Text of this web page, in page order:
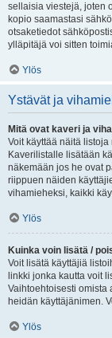
sellaisia viestejä, joten
kopio saamastasi
otsaketiedot
ylläpitäjä voi sitten
Ylös
Ystävät ja
Mitä ovat kaveri ja
Voit käyttää näitä
Kaverilistalle lisätään
näkemään jos he ovat
riippuen näiden
vihamieheksi, kaikki
Ylös
Kuinka voin lisätä /
Voit lisätä käyttäjiä
linkki jonka kautta voit
Vaihtoehtoisesti omista
heidän käyttäjänimen.
Ylös